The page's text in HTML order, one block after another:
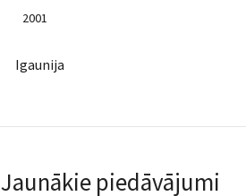
2001
Igaunija
Jaunākie piedāvājumi